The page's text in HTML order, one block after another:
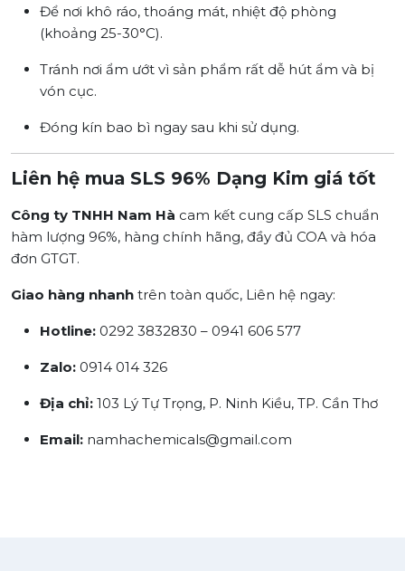
Để nơi khô ráo, thoáng mát, nhiệt độ phòng
(khoảng 25-30°C).
Tránh nơi ẩm ướt vì sản phẩm rất dễ hút ẩm và bị
vón cục.
Đóng kín bao bì ngay sau khi sử dụng.
Liên hệ mua SLS 96% Dạng Kim giá tốt
Công ty TNHH Nam Hà cam kết cung cấp SLS chuẩn
hàm lượng 96%, hàng chính hãng, đầy đủ COA và hóa
đơn GTGT.
Giao hàng nhanh trên toàn quốc, Liên hệ ngay:
Hotline: 0292 3832830 – 0941 606 577
Zalo: 0914 014 326
Địa chỉ: 103 Lý Tự Trọng, P. Ninh Kiều, TP. Cần Thơ
Email: namhachemicals@gmail.com